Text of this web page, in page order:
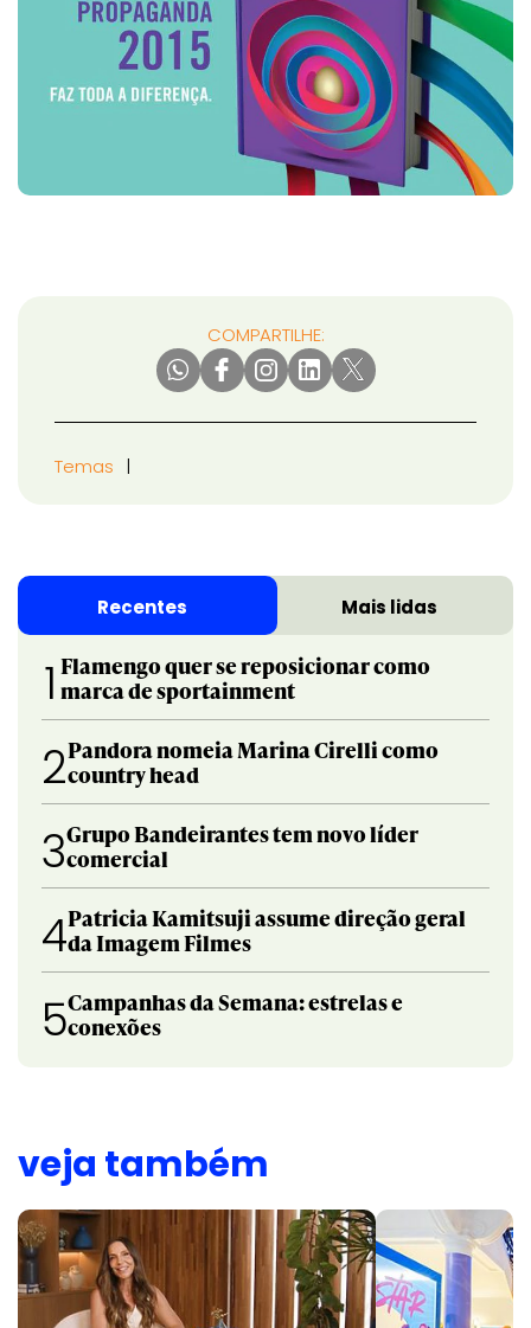
COMPARTILHE:
Temas
Recentes Mais lidas
1 Flamengo quer se reposicionar como
marca de sportainment
2Pandora nomeia Marina Cirelli como
country head
3Grupo Bandeirantes tem novo líder
comercial
4Patricia Kamitsuji assume direção geral
da Imagem Filmes
5Campanhas da Semana: estrelas e
conexões
veja também